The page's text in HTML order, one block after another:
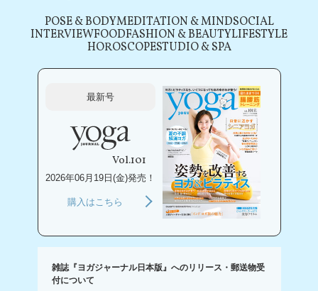
POSE & BODYMEDITATION & MINDSOCIAL
INTERVIEWFOODFASHION & BEAUTYLIFESTYLE
HOROSCOPESTUDIO & SPA
最新号
Vol.101
2026年06月19日(金)発売！
購入はこちら
雑誌『ヨガジャーナル日本版』へのリリース・郵送物受
付について